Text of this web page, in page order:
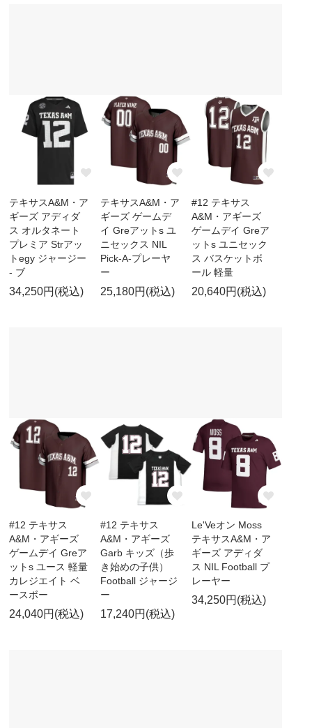
テキサスA&M・ア
ギーズ アディダ
ス オルタネート
プレミア Strアッ
トegy ジャージー
- ブ
34,250円(税込)
テキサスA&M・ア
ギーズ ゲームデ
イ Greアットs ユ
ニセックス NIL
Pick-A-プレーヤ
ー
25,180円(税込)
#12 テキサス
A&M・アギーズ
ゲームデイ Greア
ットs ユニセック
ス バスケットボ
ール 軽量
20,640円(税込)
#12 テキサス
A&M・アギーズ
ゲームデイ Greア
ットs ユース 軽量
カレジエイト ベ
ースボー
24,040円(税込)
#12 テキサス
A&M・アギーズ
Garb キッズ（歩
き始めの子供）
Football ジャージ
ー
17,240円(税込)
Le'Veオン Moss
テキサスA&M・ア
ギーズ アディダ
ス NIL Football プ
レーヤー
34,250円(税込)